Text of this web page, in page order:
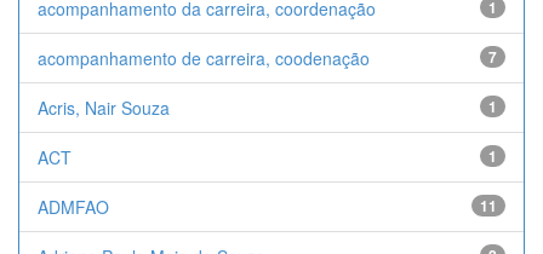
acompanhamento da carreira, coordenação 1
acompanhamento de carreira, coodenação 7
Acris, Nair Souza 1
ACT 1
ADMFAO 11